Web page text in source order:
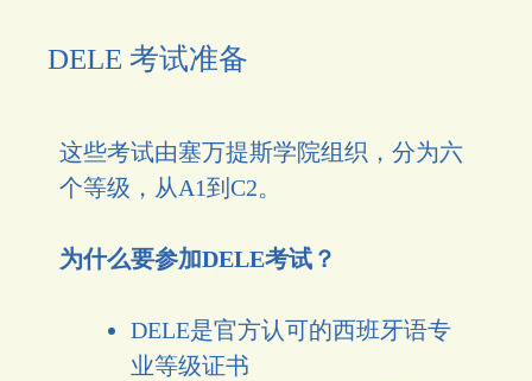
DELE 考试准备
这些考试由塞万提斯学院组织，分为六
个等级，从A1到C2。
为什么要参加DELE考试？
DELE是官方认可的西班牙语专
业等级证书